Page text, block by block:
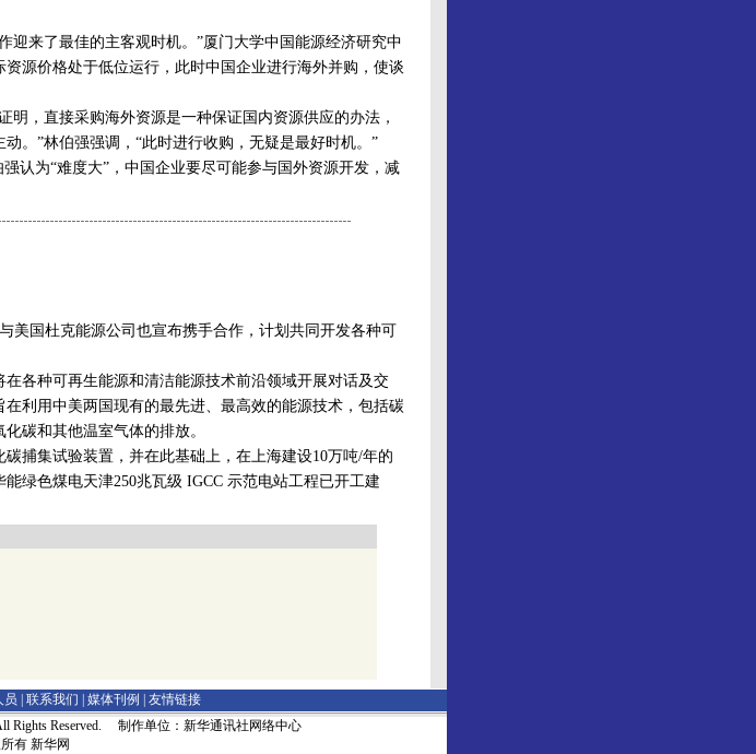
来了最佳的主客观时机。”厦门大学中国能源经济研究中
源价格处于低位运行，此时中国企业进行海外并购，使谈
，直接采购海外资源是一种保证国内资源供应的办法，
。”林伯强强调，“此时进行收购，无疑是最好时机。”
为“难度大”，中国企业要尽可能参与国外资源开发，减
国杜克能源公司也宣布携手合作，计划共同开发各种可
种可再生能源和清洁能源技术前沿领域开展对话及交
利用中美两国现有的最先进、最高效的能源技术，包括碳
碳和其他温室气体的排放。
集试验装置，并在此基础上，在上海建设10万吨/年的
绿色煤电天津250兆瓦级 IGCC 示范电站工程已开工建
员 联系我们 媒体刊例
友情链接
Rights Reserved. 制作单位：新华通讯社网络中心
有 新华网